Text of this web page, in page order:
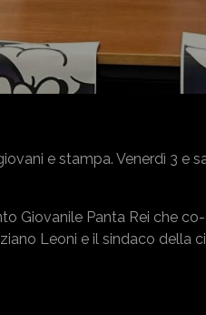
e stampa. Venerdì 3 e
Giovanile Panta Rei che
Leoni e il sindaco della